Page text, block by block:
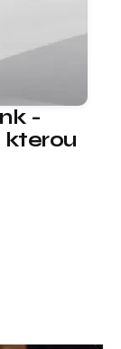
-
kterou